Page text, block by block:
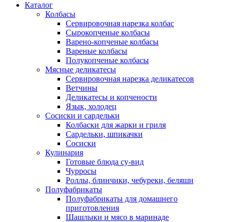
Каталог
Колбасы
Сервировочная нарезка колбас
Сырокопченые колбасы
Варено-копченые колбасы
Вареные колбасы
Полукопченые колбасы
Мясные деликатесы
Сервировочная нарезка деликатесов
Ветчины
Деликатесы и копчености
Язык, холодец
Сосиски и сардельки
Колбаски для жарки и гриля
Сардельки, шпикачки
Сосиски
Кулинария
Готовые блюда су-вид
Чурросы
Роллы, блинчики, чебуреки, беляши
Полуфабрикаты
Полуфабрикаты для домашнего
приготовления
Шашлыки и мясо в маринаде